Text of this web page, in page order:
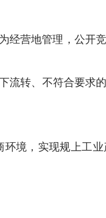
经营地管理，公开
流转、不符合要求
境，实现规上工业